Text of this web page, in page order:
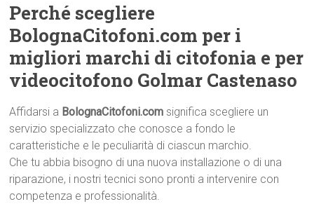
Perché scegliere
BolognaCitofoni.com per i
migliori marchi di citofonia e per
videocitofono Golmar Castenaso
Affidarsi a BolognaCitofoni.com significa scegliere un
servizio specializzato che conosce a fondo le
caratteristiche e le peculiarità di ciascun marchio.
Che tu abbia bisogno di una nuova installazione o di una
riparazione, i nostri tecnici sono pronti a intervenire con
competenza e professionalità.